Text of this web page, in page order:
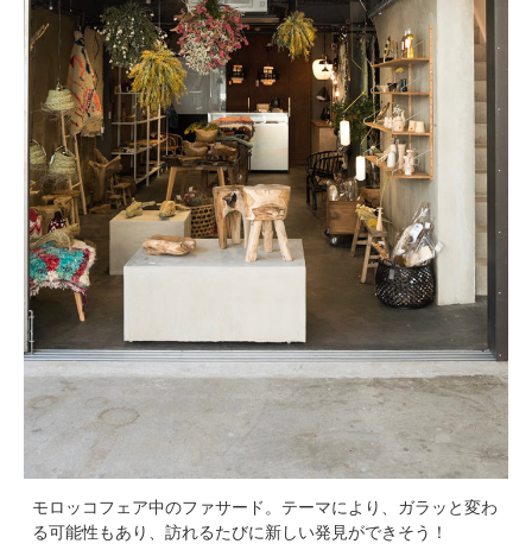
モロッコフェア中のファサード。テーマにより、ガラッと変わ
る可能性もあり、訪れるたびに新しい発見ができそう！